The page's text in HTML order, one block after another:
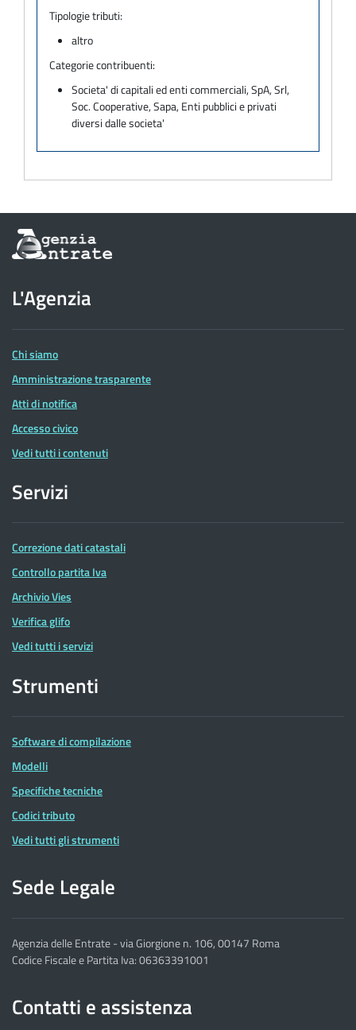
Tipologie tributi:
altro
Categorie contribuenti:
Societa' di capitali ed enti commerciali, SpA, Srl,
Soc. Cooperative, Sapa, Enti pubblici e privati
diversi dalle societa'
Informazioni
sul
dell'Agenzia
delle
Entrate
L'Agenzia
Chi siamo
Amministrazione trasparente
Atti di notifica
Accesso civico
Vedi tutti i contenuti
Servizi
Correzione dati catastali
Controllo partita Iva
Archivio Vies
Verifica glifo
Vedi tutti i servizi
Strumenti
Software di compilazione
Modelli
Specifiche tecniche
Codici tributo
Vedi tutti gli strumenti
Sede Legale
Agenzia delle Entrate - via Giorgione n. 106, 00147 Roma
Codice Fiscale e Partita Iva: 06363391001
Contatti e assistenza